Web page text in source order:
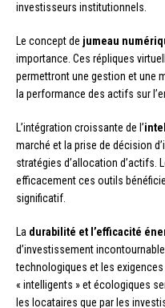
investisseurs institutionnels.
Le concept de jumeau
importance. Ces répliques
permettront une gestion et une
la performance des actifs sur
L’intégration croissante de l’
marché et la prise de décision
stratégies d’allocation d’actifs.
efficacement ces outils
significatif.
La durabilité et l’efficacité
d’investissement
technologiques et les
« intelligents » et écologiques
les locataires que par les